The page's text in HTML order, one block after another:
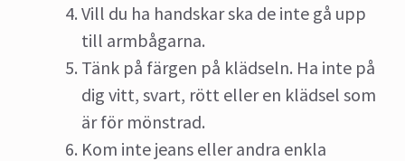
Vill du ha handskar ska de inte gå upp
till armbågarna.
Tänk på färgen på klädseln. Ha inte på
dig vitt, svart, rött eller en klädsel som
är för mönstrad.
Kom inte jeans eller andra enkla